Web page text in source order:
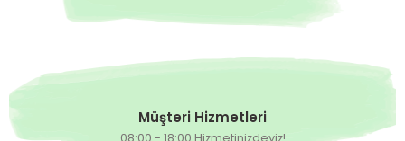
Müşteri Hizmetleri
08:00 - 18:00 Hizmetinizdeyiz!